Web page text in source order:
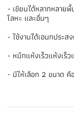
- เขียนได้หลากหลาย
โลหะ และอื่นๆ
- ใช้งานได้เอนกประส
- หมึกแห้งเร็วแห้งเร็ว
- มีให้เลือก 2 ขนาด